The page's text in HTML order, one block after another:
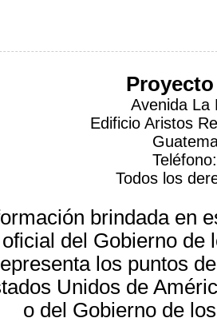
Avenida La
Edificio Aristos
Todos los
brindada en
oficial del Gobierno de
los puntos
Unidos de
o del Gobierno de